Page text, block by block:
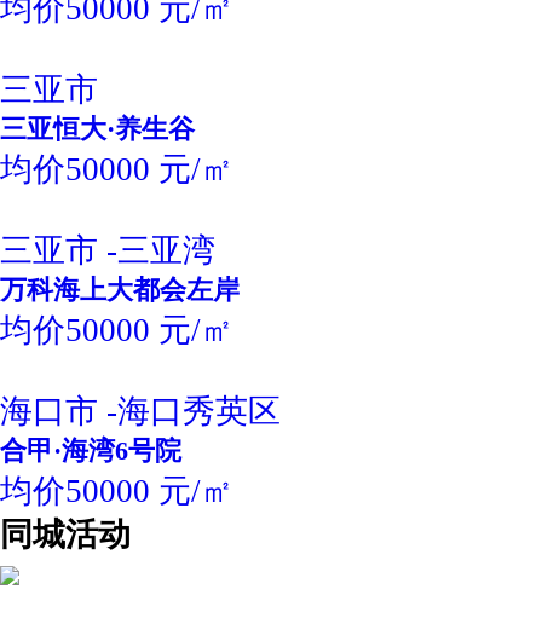
均价50000 元/㎡
三亚市
三亚恒大·养生谷
均价50000 元/㎡
三亚市 -三亚湾
万科海上大都会左岸
均价50000 元/㎡
海口市 -海口秀英区
合甲·海湾6号院
均价50000 元/㎡
同城活动